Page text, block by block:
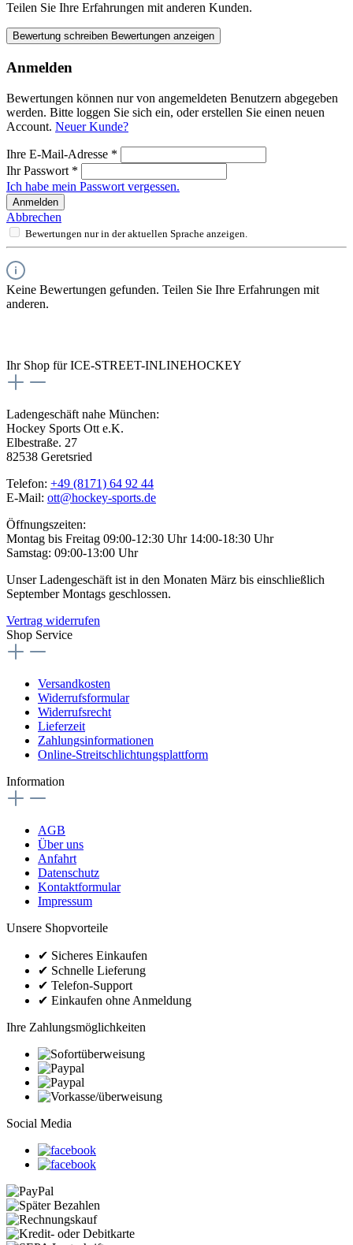
Teilen Sie Ihre Erfahrungen mit anderen Kunden.
Bewertung schreiben Bewertungen anzeigen
Anmelden
Bewertungen können nur von angemeldeten Benutzern abgegeben
werden. Bitte loggen Sie sich ein, oder erstellen Sie einen neuen
Account. Neuer Kunde?
Ihre E-Mail-Adresse *
Ihr Passwort *
Ich habe mein Passwort vergessen.
Anmelden
Abbrechen
Bewertungen nur in der aktuellen Sprache anzeigen.
Keine Bewertungen gefunden. Teilen Sie Ihre Erfahrungen mit
anderen.
Ihr Shop für ICE-STREET-INLINEHOCKEY
Ladengeschäft nahe München:
Hockey Sports Ott e.K.
Elbestraße. 27
82538 Geretsried
Telefon: +49 (8171) 64 92 44
E-Mail: ott@hockey-sports.de
Öffnungszeiten:
Montag bis Freitag 09:00-12:30 Uhr 14:00-18:30 Uhr
Samstag: 09:00-13:00 Uhr
Unser Ladengeschäft ist in den Monaten März bis einschließlich
September Montags geschlossen.
Vertrag widerrufen
Shop Service
Versandkosten
Widerrufsformular
Widerrufsrecht
Lieferzeit
Zahlungsinformationen
Online-Streitschlichtungsplattform
Information
AGB
Über uns
Anfahrt
Datenschutz
Kontaktformular
Impressum
Unsere Shopvorteile
✔ Sicheres Einkaufen
✔ Schnelle Lieferung
✔ Telefon-Support
✔ Einkaufen ohne Anmeldung
Ihre Zahlungsmöglichkeiten
Social Media